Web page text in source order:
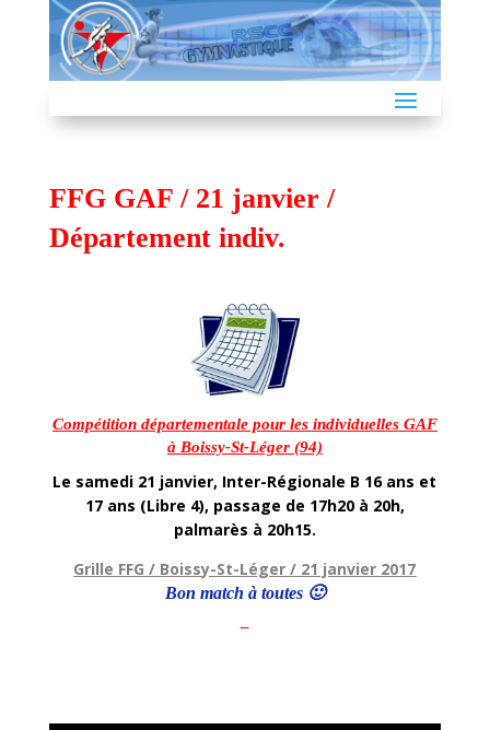
FFG GAF / 21 janvier /
Département indiv.
Compétition départementale pour les individuelles GAF
à Boissy-St-Léger (94)
Le samedi 21 janvier, Inter-Régionale B 16 ans et
17 ans (Libre 4), passage de 17h20 à 20h,
palmarès à 20h15.
Grille FFG / Boissy-St-Léger / 21 janvier 2017
Bon match à toutes 🙂
–